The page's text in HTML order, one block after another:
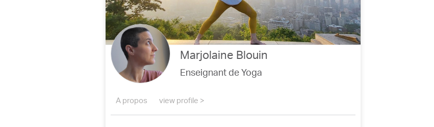
Marjolaine Blouin
Enseignant de Yoga
A propos view profile >